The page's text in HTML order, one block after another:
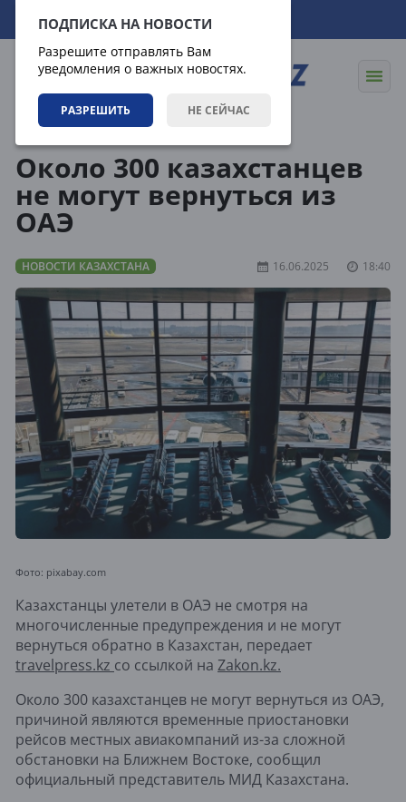
ПОДПИСКА НА НОВОСТИ
Разрешите отправлять Вам
уведомления о важных новостях.
РАЗРЕШИТЬ НЕ СЕЙЧАС
07.08.2026 18:32:40
Около 300 казахстанцев
не могут вернуться из
ОАЭ
НОВОСТИ КАЗАХСТАНА 16.06.2025 18:40
Фото: pixabay.com
Казахстанцы улетели в ОАЭ не смотря на
многочисленные предупреждения и не могут
вернуться обратно в Казахстан, передает
travelpress.kz со ссылкой на Zakon.kz.
Около 300 казахстанцев не могут вернуться из ОАЭ,
причиной являются временные приостановки
рейсов местных авиакомпаний из-за сложной
обстановки на Ближнем Востоке, сообщил
официальный представитель МИД Казахстана.